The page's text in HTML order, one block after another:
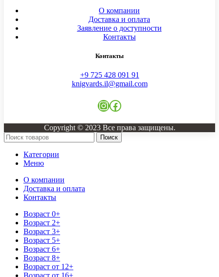
О компании
Доставка и оплата
Заявление о доступности
Контакты
Контакты
+9 725 428 091 91
knigvards.il@gmail.com
Instagram
Facebook
Copyright © 2023 Все права защищены.
Поиск
Категории
Меню
О компании
Доставка и оплата
Контакты
Возраст 0+
Возраст 2+
Возраст 3+
Возраст 5+
Возраст 6+
Возраст 8+
Возраст от 12+